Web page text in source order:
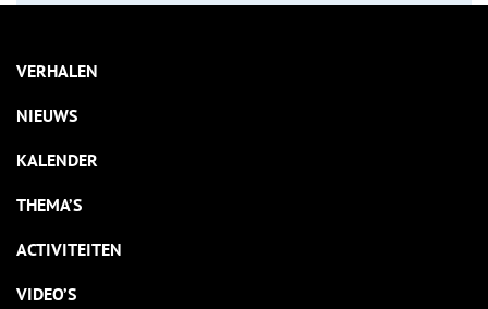
VERHALEN
NIEUWS
KALENDER
THEMA’S
ACTIVITEITEN
VIDEO’S